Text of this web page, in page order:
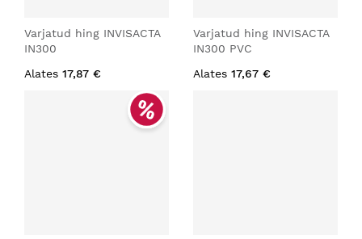
Varjatud hing INVISACTA
IN300
Alates 17,87 €
Varjatud hing INVISACTA
IN300 PVC
Alates 17,67 €